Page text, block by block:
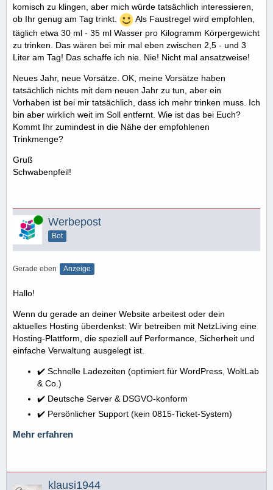
komisch zu klingen, aber mich würde tatsächlich interessieren,
ob Ihr genug am Tag trinkt.
Als Faustregel wird empfohlen,
täglich etwa 30 ml - 35 ml Wasser pro Kilogramm Körpergewicht
zu trinken. Das wären bei mir mal eben zwischen 2,5 - und 3
Liter am Tag! Das schaffe ich nie. Nie! Nicht mal ansatzweise!
Neues Jahr, neue Vorsätze. OK, meine Vorsätze haben
tatsächlich nichts mit dem neuen Jahr zu tun, aber ein
Vorhaben ist bei mir tatsächlich, dass ich mehr trinken muss. Ich
bin aber wirklich weit im Soll entfernt. Wie ist das bei Euch?
Kommt Ihr zumindest in die Nähe der empfohlenen
Trinkmenge?
Gruß
Schwabenpfeil!
Online Werbepost
Bot
Gerade eben Anzeige
Hallo!
Wenn du gerade an deiner Website arbeitest oder dein
aktuelles Hosting überdenkst: Wir betreiben mit NetzLiving eine
Hosting-Plattform, die speziell auf Performance, Sicherheit und
einfache Verwaltung ausgelegt ist.
✔️ Schnelle Ladezeiten (optimiert für WordPress, WoltLab
& Co.)
✔️ Deutsche Server & DSGVO-konform
✔️ Persönlicher Support (kein 0815-Ticket-System)
Mehr erfahren
klausi1944